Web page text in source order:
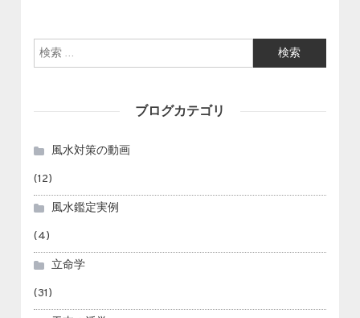
検索:
ブログカテゴリ
風水対策の動画
(12)
風水鑑定実例
(4)
立命学
(31)